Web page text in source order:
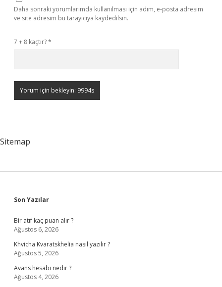
Daha sonraki yorumlarımda kullanılması için adım, e-posta adresim
ve site adresim bu tarayıcıya kaydedilsin.
7 + 8 kaçtır?*
Sitemap
Sidebar
Son Yazılar
Bir atıf kaç puan alır ?
Ağustos 6, 2026
Khvicha Kvaratskhelia nasıl yazılır ?
Ağustos 5, 2026
Avans hesabı nedir ?
Ağustos 4, 2026